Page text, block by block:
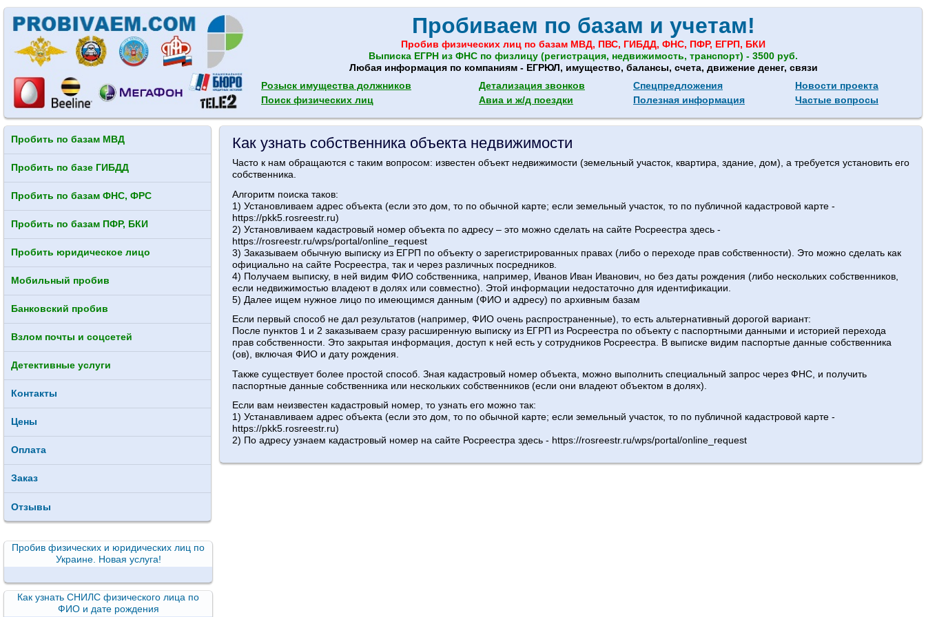
Пробиваем по базам и учетам!
Пробив физических лиц по базам МВД, ПВС, ГИБДД, ФНС, ПФР, ЕГРП, БКИ
Выписка ЕГРН из ФНС по физлицу (регистрация, недвижимость, транспорт) - 3500 руб.
Любая информация по компаниям - ЕГРЮЛ, имущество, балансы, счета, движение денег, связи
Розыск имущества должников
Детализация звонков Спецпредложения
Новости проекта
Поиск физических лиц
Авиа и ж/д поездки Полезная информация Частые вопросы
Как узнать собственника объекта недвижимости
Часто к нам обращаются с таким вопросом: известен объект недвижимости (земельный участок, квартира, здание, дом), а требуется установить его
собственника.
Алгоритм поиска таков:
1) Установливаем адрес объекта (если это дом, то по обычной карте; если земельный участок, то по публичной кадастровой карте -
https://pkk5.rosreestr.ru)
2) Установливаем кадастровый номер объекта по адресу – это можно сделать на сайте Росреестра здесь -
https://rosreestr.ru/wps/portal/online_request
3) Заказываем обычную выписку из ЕГРП по объекту о зарегистрированных правах (либо о переходе прав собственности). Это можно сделать как
официально на сайте Росреестра, так и через различных посредников.
4) Получаем выписку, в ней видим ФИО собственника, например, Иванов Иван Иванович, но без даты рождения (либо нескольких собственников,
если недвижимостью владеют в долях или совместно). Этой информации недостаточно для идентификации.
5) Далее ищем нужное лицо по имеющимся данным (ФИО и адресу) по архивным базам
Если первый способ не дал результатов (например, ФИО очень распространенные), то есть альтернативный дорогой вариант:
После пунктов 1 и 2 заказываем сразу расширенную выписку из ЕГРП из Росреестра по объекту с паспортными данными и историей перехода
прав собственности. Это закрытая информация, доступ к ней есть у сотрудников Росреестра. В выписке видим паспортые данные собственника
(ов), включая ФИО и дату рождения.
Также существует более простой способ. Зная кадастровый номер объекта, можно выполнить специальный запрос через ФНС, и получить
паспортные данные собственника или нескольких собственников (если они владеют объектом в долях).
Если вам неизвестен кадастровый номер, то узнать его можно так:
1) Устанавливаем адрес объекта (если это дом, то по обычной карте; если земельный участок, то по публичной кадастровой карте -
https://pkk5.rosreestr.ru)
2) По адресу узнаем кадастровый номер на сайте Росреестра здесь - https://rosreestr.ru/wps/portal/online_request
Пробить по базам МВД
Пробить по базе ГИБДД
Пробить по базам ФНС, ФРС
Пробить по базам ПФР, БКИ
Пробить юридическое лицо
Мобильный пробив
Банковский пробив
Взлом почты и соцсетей
Детективные услуги
Контакты
Цены
Оплата
Заказ
Отзывы
Пробив физических и юридических лиц по
Украине. Новая услуга!
Как узнать СНИЛС физического лица по
ФИО и дате рождения